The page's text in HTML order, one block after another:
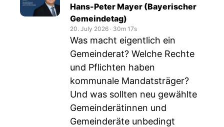
Hans-Peter Mayer (Bayerischer
Gemeindetag)
20. July 2026 ‧ 30m 17s
Was macht eigentlich ein
Gemeinderat? Welche Rechte
und Pflichten haben
kommunale Mandatsträger?
Und was sollten neu gewählte
Gemeinderätinnen und
Gemeinderäte unbedingt